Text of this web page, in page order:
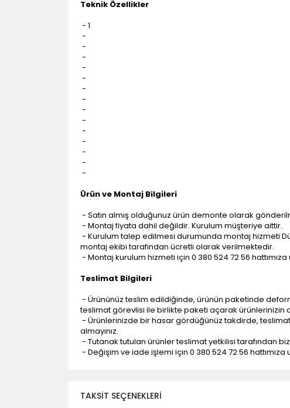
Teknik Özellikler
- 1
-
-
-
-
-
-
-
-
-
-
-
-
-
-
Ürün ve Montaj Bilgileri
- Satın almış olduğunuz ürün demonte olarak
- Montaj fiyata dahil değildir. Kurulum müşteriye aittir.
- Kurulum talep edilmesi durumunda montaj hizmeti
montaj ekibi tarafından ücretli olarak verilmektedir.
- Montaj kurulum hizmeti için 0 380 524 72 56
Teslimat Bilgileri
- Ürününüz teslim edildiğinde, ürünün paketinde
teslimat görevlisi ile birlikte paketi açarak ürünlerinizin
- Ürünlerinizde bir hasar gördüğünüz takdirde,
almayınız.
- Tutanak tutulan ürünler teslimat yetkilisi tarafından
- Değişim ve iade işlemi için 0 380 524 72 56
TAKSIT SEÇENEKLERI